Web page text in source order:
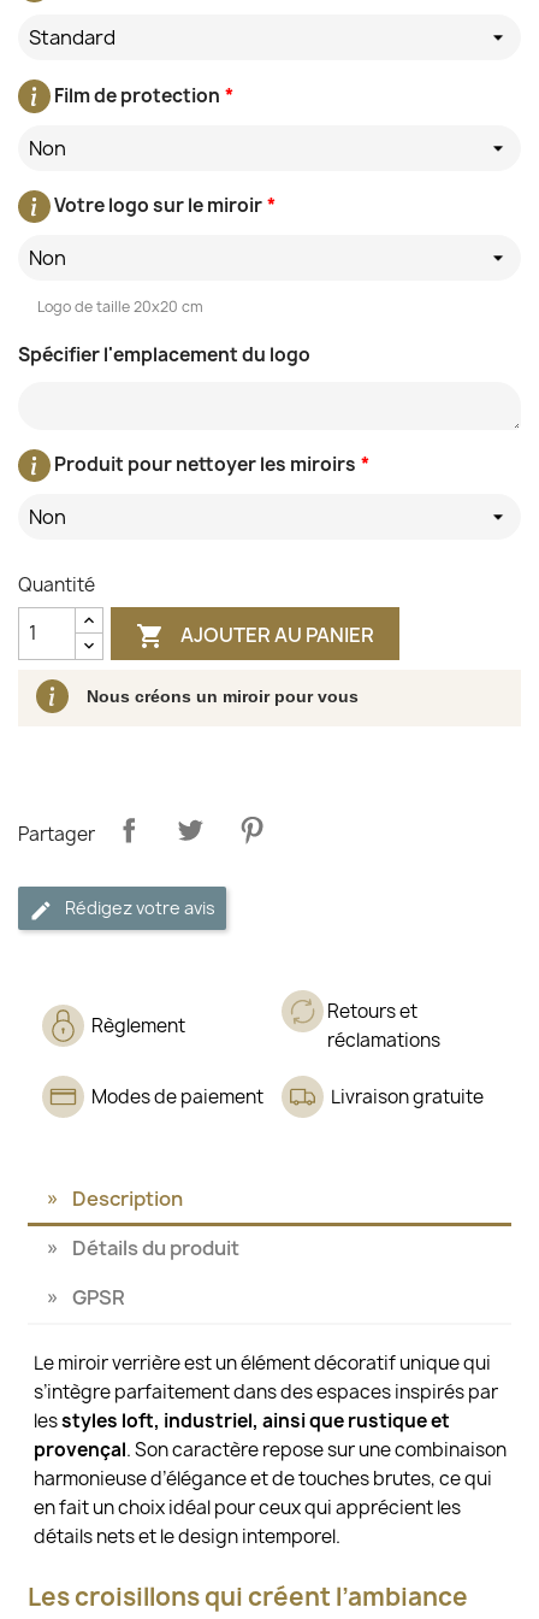
Standard
*
Film de protection
Non
*
Votre logo sur le miroir
Non
Logo de taille 20x20 cm
Spécifier l'emplacement du logo
*
Produit pour nettoyer les miroirs
Non
Quantité
 AJOUTER AU PANIER
Nous créons un miroir pour vous
Partager
Rédigez votre avis
Règlement
Retours et
réclamations
Modes de paiement Livraison gratuite
Description
Détails du produit
GPSR
Le miroir verrière est un élément décoratif unique qui
s’intègre parfaitement dans des espaces inspirés par
lesstyles loft, industriel, ainsi que rustique et
provençal. Son caractère repose sur une combinaison
harmonieuse d’élégance et de touches brutes, ce qui
en fait un choix idéal pour ceux qui apprécient les
détails nets et le design intemporel.
Les croisillons qui créent l’ambiance